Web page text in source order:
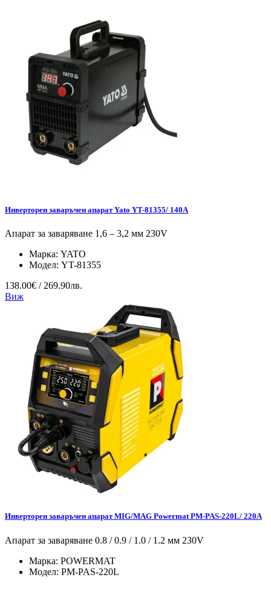
Инверторен заваръчен апарат Yato YT-81355/ 140A
Апарат за заваряване 1,6 – 3,2 мм 230V
Марка: YATO
Модел: YT-81355
138.00€ / 269.90лв.
Виж
Инверторен заваръчен апарат MIG/MAG Powermat PM-PAS-220L/ 220A
Апарат за заваряване 0.8 / 0.9 / 1.0 / 1.2 мм 230V
Марка: POWERMAT
Модел: PM-PAS-220L